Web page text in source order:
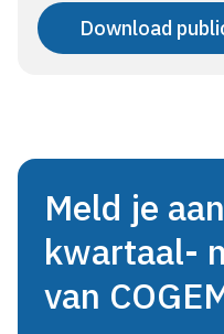
Download
Meld je
kwartaal-
van